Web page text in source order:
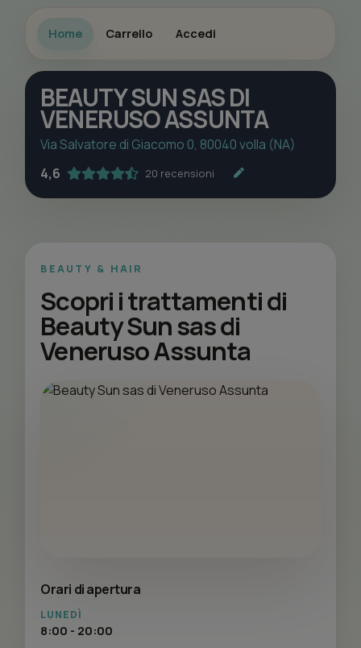
Home Carrello Accedi
BEAUTY SUN SAS DI
VENERUSO ASSUNTA
Via Salvatore di Giacomo 0, 80040 volla (NA)
4,6
20 recensioni
BEAUTY & HAIR
Scopri i trattamenti di
Beauty Sun sas di
Veneruso Assunta
Orari di apertura
LUNEDÌ
8:00 - 20:00